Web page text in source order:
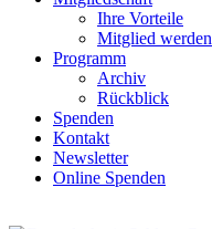
Ihre Vorteile
Mitglied werden
Programm
Archiv
Rückblick
Spenden
Kontakt
Newsletter
Online Spenden